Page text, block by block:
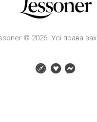
© 2026. Усі права